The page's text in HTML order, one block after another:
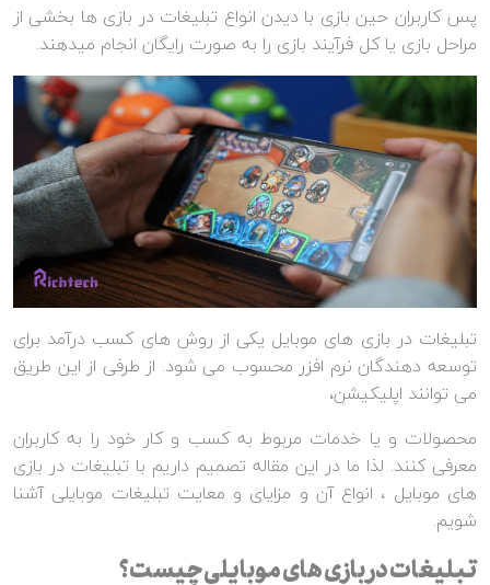
پس کاربران حین بازی با دیدن انواع تبلیغات در بازی ها بخشی از
مراحل بازی یا کل فرآیند بازی را به صورت رایگان انجام میدهند.
تبلیغات در بازی های موبایل یکی از روش های کسب درآمد برای
توسعه دهندگان نرم افزر محسوب می شود. از طرفی از این طریق
می توانند اپلیکیشن،
محصولات و یا خدمات مربوط به کسب و کار خود را به کاربران
معرفی کنند. لذا ما در این مقاله تصمیم داریم با تبلیغات در بازی
های موبایل ، انواع آن و مزایای و معایت تبلیغات موبایلی آشنا
شویم.
تبلیغات در بازی های موبایلی چیست؟